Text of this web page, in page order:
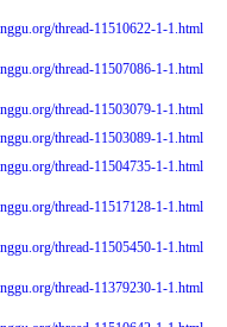
thread-11510622-1-1.html
thread-11507086-1-1.html
thread-11503079-1-1.html
thread-11503089-1-1.html
thread-11504735-1-1.html
thread-11517128-1-1.html
thread-11505450-1-1.html
thread-11379230-1-1.html